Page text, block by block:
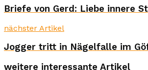
Briefe von Gerd: Liebe innere
nächster Artikel
Jogger tritt in Nägelfalle im
weitere interessante Artikel